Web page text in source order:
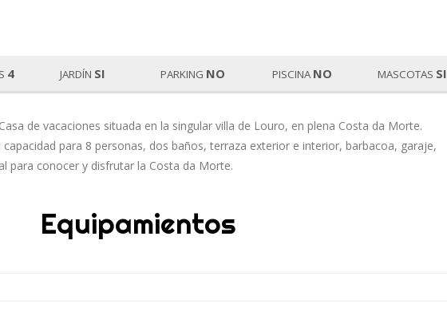
4 JARDÍN SI PARKING NO PISCINANO MASCOTAS SI
de vacaciones situada en la singular villa de Louro, en plena Costa da Morte.
para 8 personas, dos baños, terraza exterior e interior, barbacoa, garaje,
para conocer y disfrutar la Costa da Morte.
Equipamientos